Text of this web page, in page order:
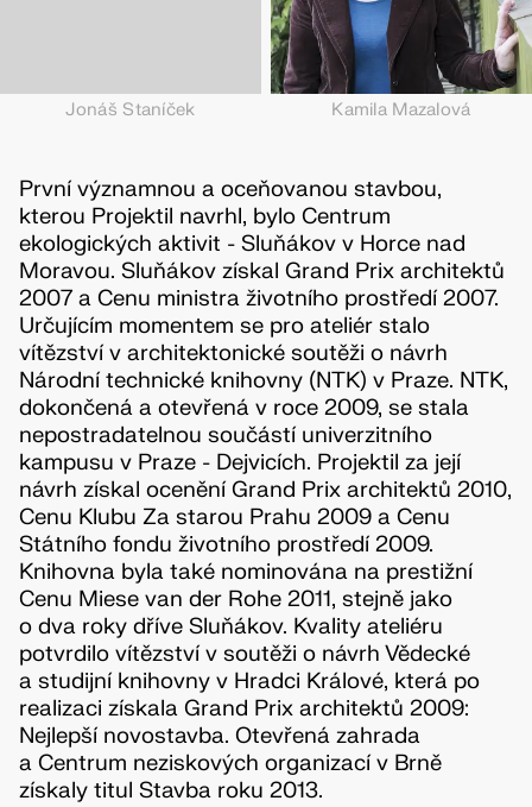
Jonáš Staníček Kamila Mazalová
První významnou a oceňovanou stavbou,
kterou Projektil navrhl, bylo Centrum
ekologických aktivit - Sluňákov v Horce nad
Moravou. Sluňákov získal Grand Prix architektů
2007 a Cenu ministra životního prostředí 2007.
Určujícím momentem se pro ateliér stalo
vítězství v architektonické soutěži o návrh
Národní technické knihovny (NTK) v Praze. NTK,
dokončená a otevřená v roce 2009, se stala
nepostradatelnou součástí univerzitního
kampusu v Praze - Dejvicích. Projektil za její
návrh získal ocenění Grand Prix architektů 2010,
Cenu Klubu Za starou Prahu 2009 a Cenu
Státního fondu životního prostředí 2009.
Knihovna byla také nominována na prestižní
Cenu Miese van der Rohe 2011, stejně jako
o dva roky dříve Sluňákov. Kvality ateliéru
potvrdilo vítězství v soutěži o návrh Vědecké
a studijní knihovny v Hradci Králové, která po
realizaci získala Grand Prix architektů 2009:
Nejlepší novostavba. Otevřená zahrada
a Centrum neziskových organizací v Brně
získaly titul Stavba roku 2013.